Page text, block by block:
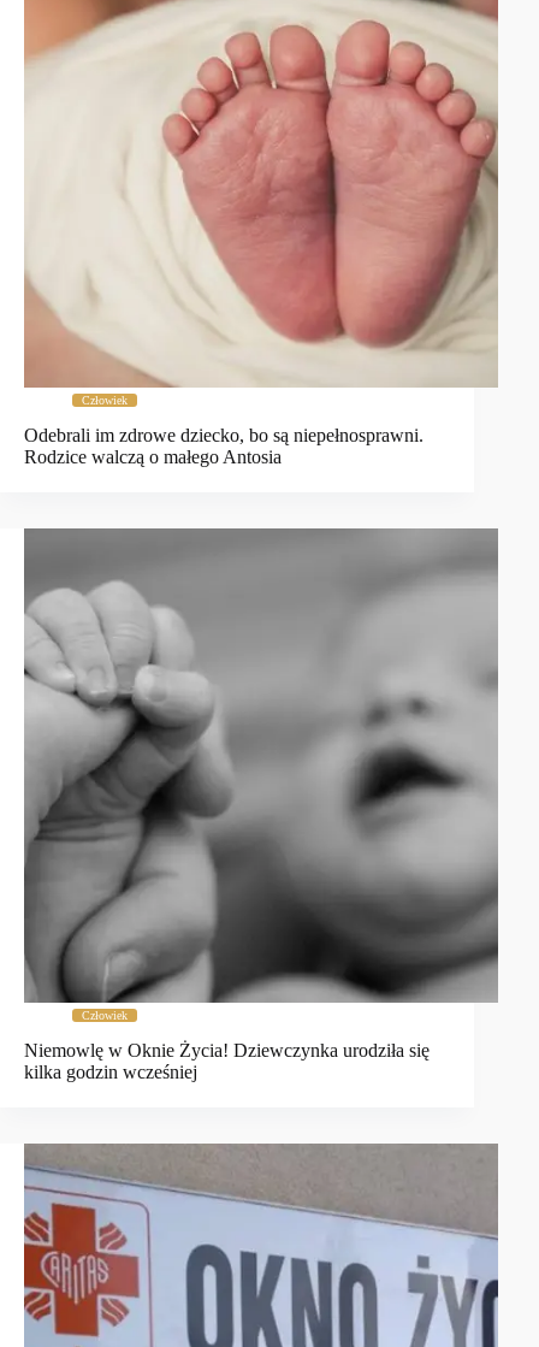
Człowiek
Odebrali im zdrowe dziecko, bo są niepełnosprawni.
Rodzice walczą o małego Antosia
Człowiek
Niemowlę w Oknie Życia! Dziewczynka urodziła się
kilka godzin wcześniej